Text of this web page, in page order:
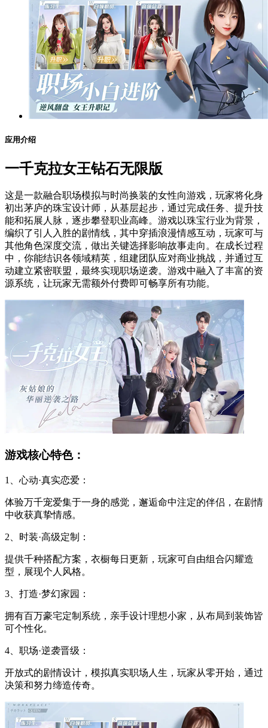
应用介绍
一千克拉女王钻石无限版
这是一款融合职场模拟与时尚换装的女性向游戏，玩家将化身
初出茅庐的珠宝设计师，从基层起步，通过完成任务、提升技
能和拓展人脉，逐步攀登职业高峰。游戏以珠宝行业为背景，
编织了引人入胜的剧情线，其中穿插浪漫情感互动，玩家可与
其他角色深度交流，做出关键选择影响故事走向。在成长过程
中，你能结识各领域精英，组建团队应对商业挑战，并通过互
动建立紧密联盟，最终实现职场逆袭。游戏中融入了丰富的资
源系统，让玩家无需额外付费即可畅享所有功能。
游戏核心特色：
1、心动·真实恋爱：
体验万千宠爱集于一身的感觉，邂逅命中注定的伴侣，在剧情
中收获真挚情感。
2、时装·高级定制：
提供千种搭配方案，衣橱每日更新，玩家可自由组合闪耀造
型，展现个人风格。
3、打造·梦幻家园：
拥有百万豪宅定制系统，亲手设计理想小家，从布局到装饰皆
可个性化。
4、职场·逆袭晋级：
开放式的剧情设计，模拟真实职场人生，玩家从零开始，通过
决策和努力缔造传奇。